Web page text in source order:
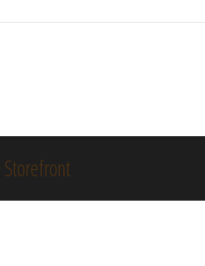
Storefront